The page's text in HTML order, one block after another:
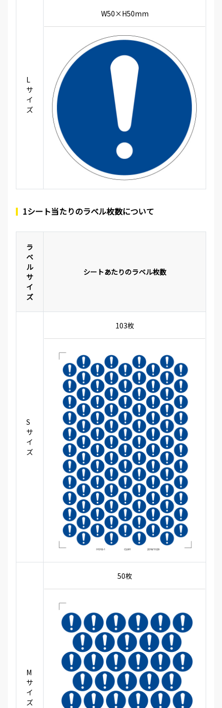
L
サ
イ
ズ
W50×H50mm
1シート当たりのラベル枚数について
ラ
ベ
ル
サ
イ
ズ
シートあたりのラベル枚数
S
サ
イ
ズ
103枚
M
サ
イ
ズ
50枚